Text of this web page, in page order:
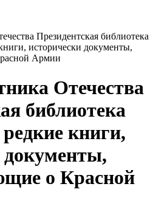
Президентская библиотека
исторически документы,
Армии
Отечества
библиотека
книги,
документы,
о Красной